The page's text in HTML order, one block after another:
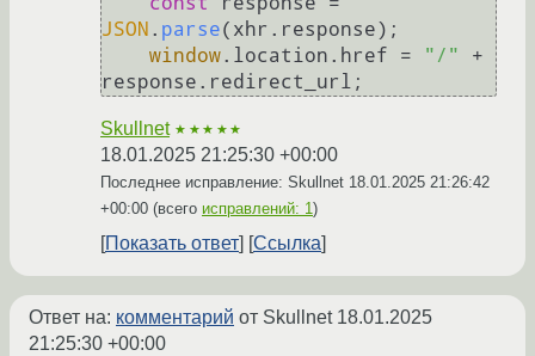
JSON . parse(xhr. response);
window. location . href = "/"
+
response. redirect_url
Skullnet ★★★★★
18.01.2025 21:25:30 +00:00
Последнее исправление: Skullnet 18.01.2025 21:26:42
+00:00 (всего исправлений: 1)
Показать ответ Ссылка
Ответ на: комментарий от Skullnet 18.01.2025
21:25:30 +00:00